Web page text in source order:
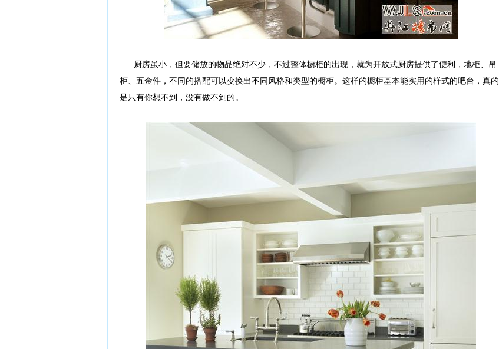
厨房虽小，但要储放的物品绝对不少，不过整体橱柜的出现，就为开放式厨房提供了便利，地柜、吊
柜、五金件，不同的搭配可以变换出不同风格和类型的橱柜。这样的橱柜基本能实用的样式的吧台，真的
是只有你想不到，没有做不到的。